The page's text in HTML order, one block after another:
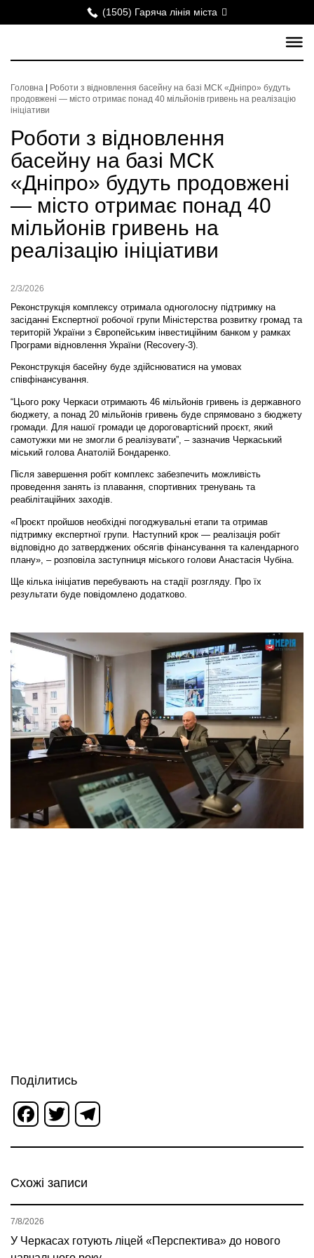
(1505) Гаряча лінія міста
Головна
Роботи з відновлення басейну на базі МСК «Дніпро» будуть
продовжені — місто отримає понад 40 мільйонів гривень на реалізацію
ініціативи
Роботи з відновлення
басейну на базі МСК
«Дніпро» будуть продовжені
— місто отримає понад 40
мільйонів гривень на
реалізацію ініціативи
2/3/2026
Реконструкція комплексу отримала одноголосну підтримку на
засіданні Експертної робочої групи Міністерства розвитку громад та
територій України з Європейським інвестиційним банком у рамках
Програми відновлення України (Recovery-3).
Реконструкція басейну буде здійснюватися на умовах
співфінансування.
“Цього року Черкаси отримають 46 мільйонів гривень із державного
бюджету, а понад 20 мільйонів гривень буде спрямовано з бюджету
громади. Для нашої громади це дороговартісний проєкт, який
самотужки ми не змогли б реалізувати”, – зазначив Черкаський
міський голова Анатолій Бондаренко.
Після завершення робіт комплекс забезпечить можливість
проведення занять із плавання, спортивних тренувань та
реабілітаційних заходів.
«Проєкт пройшов необхідні погоджувальні етапи та отримав
підтримку експертної групи. Наступний крок — реалізація робіт
відповідно до затверджених обсягів фінансування та календарного
плану», – розповіла заступниця міського голови Анастасія Чубіна.
Ще кілька ініціатив перебувають на стадії розгляду. Про їх
результати буде повідомлено додатково.
Поділитись
Facebook
Twitter
Схожі записи
У Черкасах готують ліцей «Перспектива» до нового
7/8/2026